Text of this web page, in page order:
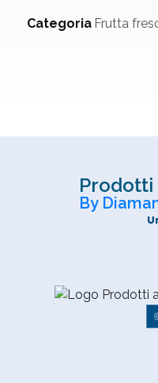
Categoria Frutta
Prodotti
By